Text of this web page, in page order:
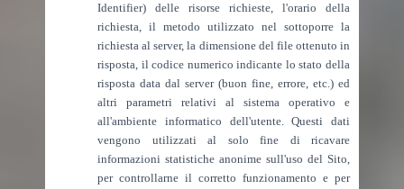
Identifier) delle risorse richieste, l'orario della
richiesta, il metodo utilizzato nel sottoporre la
richiesta al server, la dimensione del file ottenuto in
risposta, il codice numerico indicante lo stato della
risposta data dal server (buon fine, errore, etc.) ed
altri parametri relativi al sistema operativo e
all'ambiente informatico dell'utente. Questi dati
vengono utilizzati al solo fine di ricavare
informazioni statistiche anonime sull'uso del Sito,
per controllarne il corretto funzionamento e per